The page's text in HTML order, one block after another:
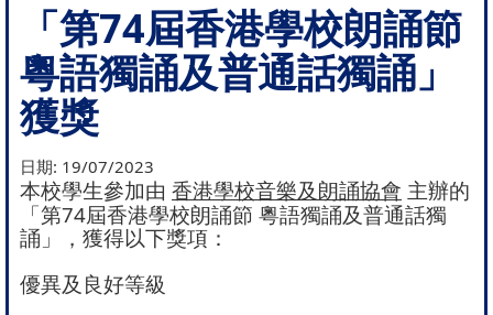
「第74屆香港學校朗誦節
粵語獨誦及普通話獨誦」
獲獎
日期: 19/07/2023
本校學生參加由 香港學校音樂及朗誦協會 主辦的
「第74屆香港學校朗誦節 粵語獨誦及普通話獨
誦」，獲得以下獎項：
優異及良好等級